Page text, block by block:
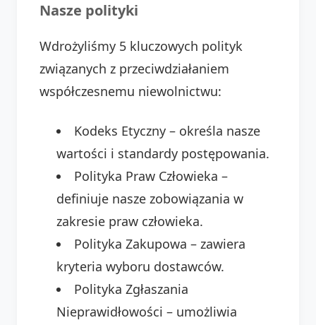
Nasze polityki
Wdrożyliśmy 5 kluczowych polityk
związanych z przeciwdziałaniem
współczesnemu niewolnictwu:
Kodeks Etyczny – określa nasze
wartości i standardy postępowania.
Polityka Praw Człowieka –
definiuje nasze zobowiązania w
zakresie praw człowieka.
Polityka Zakupowa – zawiera
kryteria wyboru dostawców.
Polityka Zgłaszania
Nieprawidłowości – umożliwia